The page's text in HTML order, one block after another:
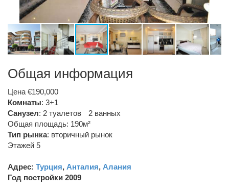
Общая информация
Цена €190,000
Комнаты: 3+1
Санузел: 2 туалетов
2 ванных
Общая площадь: 190м²
Тип рынка: вторичный рынок
Этажей 5
Адрес: Турция, Анталия, Алания
Год постройки 2009